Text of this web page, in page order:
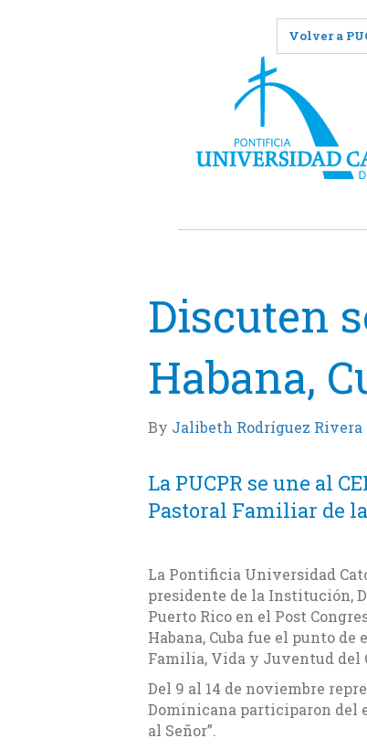
Volver a
Discuten
Habana,
By Jalibeth Rodríguez Rivera
La PUCPR se une al
Pastoral Familiar de
La Pontificia Universidad
presidente de la Institución,
Puerto Rico en el Post
Habana, Cuba fue el punto
Familia, Vida y Juventud del
Del 9 al 14 de noviembre
Dominicana participaron del
al Señor”.